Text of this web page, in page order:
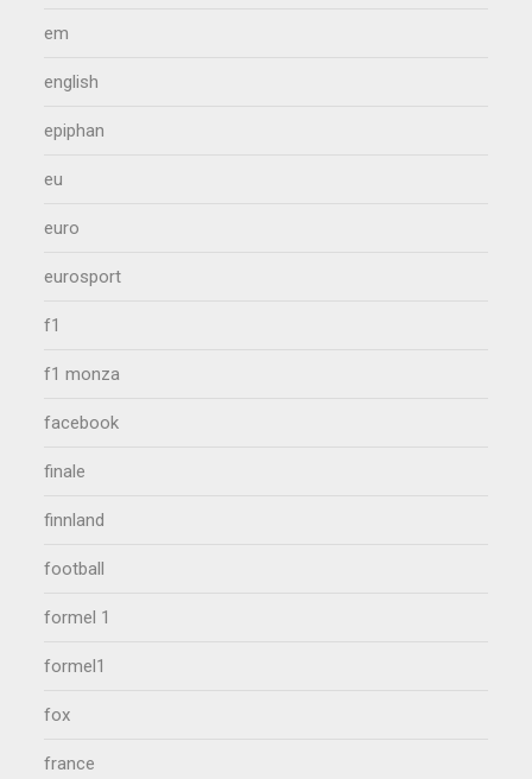
em
english
epiphan
eu
euro
eurosport
f1
f1 monza
facebook
finale
finnland
football
formel 1
formel1
fox
france